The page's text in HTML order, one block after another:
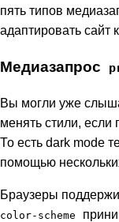
пять типов
адаптировать сайт
Медиазапрос
Вы могли уже
менять стили, если
То есть dark mode
помощью
Браузеры
color-scheme